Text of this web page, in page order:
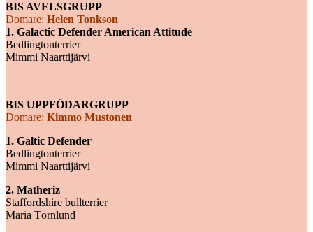
BIS AVELSGRUPP
Domare: Helen Tonkson
1. Galactic Defender American Attitude
Bedlingtonterrier
Mimmi Naarttijärvi
BIS UPPFÖDARGRUPP
Domare: Kimmo Mustonen
1. Galtic Defender
Bedlingtonterrier
Mimmi Naarttijärvi
2. Matheriz
Staffordshire bullterrier
Maria Törnlund